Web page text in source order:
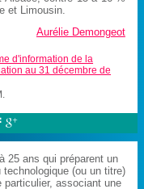
et Limousin.
Aurélie Demongeot
d'information de la
au 31 décembre de

25 ans qui préparent un
technologique (ou un titre)
particulier, associant une